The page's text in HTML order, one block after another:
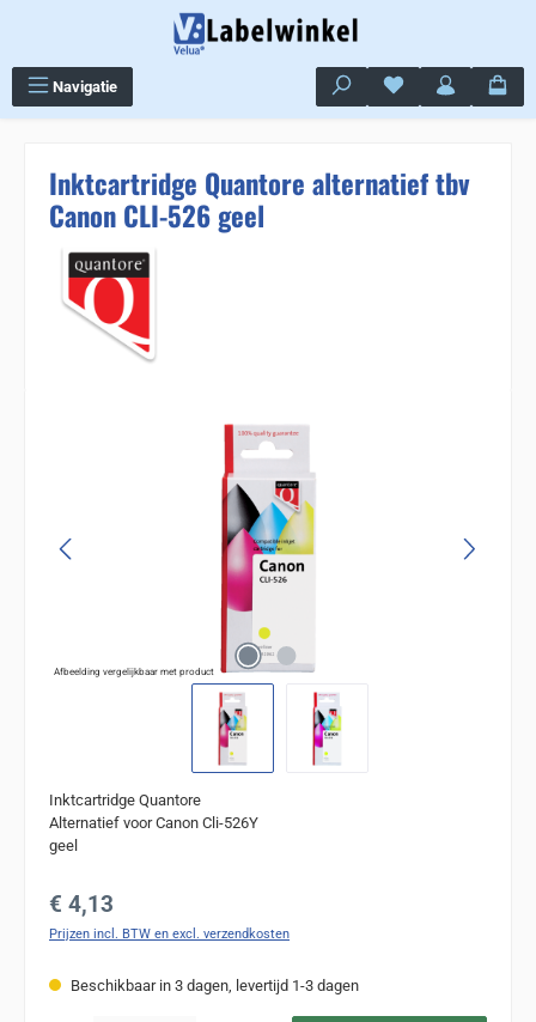
Navigatie Je hebt 0 items op
Inktcartridge Quantore alternatief tbv
Canon CLI-526 geel
Sla de afbeeldingengalerij over
Afbeelding vergelijkbaar met product
Inktcartridge Quantore
Alternatief voor Canon Cli-526Y
geel
Normale prijs:
€ 4,13
Prijzen incl. BTW en excl. verzendkosten
Beschikbaar in 3 dagen, levertijd 1-3 dagen